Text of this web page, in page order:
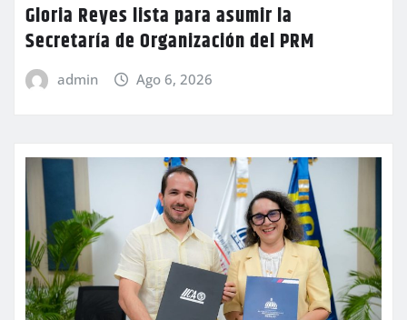
Gloria Reyes lista para asumir la
Secretaría de Organización del PRM
admin Ago 6, 2026